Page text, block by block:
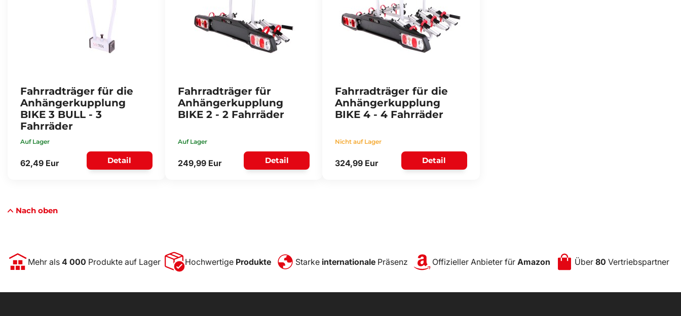
Fahrradträger für die
Anhängerkupplung
BIKE 3 BULL - 3
Fahrräder
Auf Lager
62,49 Eur Detail
Fahrradträger für
Anhängerkupplung
BIKE 2 - 2 Fahrräder
Auf Lager
249,99 Eur Detail
Fahrradträger für die
Anhängerkupplung
BIKE 4 - 4 Fahrräder
Nicht auf Lager
324,99 Eur Detail
Nach oben
Mehr als 4 000 Produkte auf Lager Hochwertige Produkte Starke internationale Präsenz Offizieller Anbieter für Amazon Über 80 Vertriebspartner